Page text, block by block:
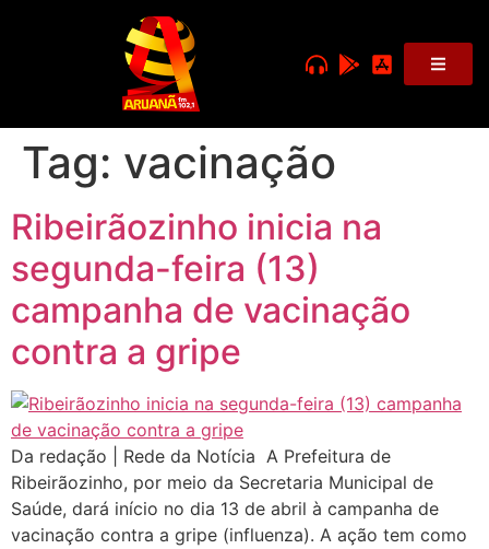
Tag: vacinação
Ribeirãozinho inicia na
segunda-feira (13)
campanha de vacinação
contra a gripe
Da redação | Rede da Notícia A Prefeitura de
Ribeirãozinho, por meio da Secretaria Municipal de
Saúde, dará início no dia 13 de abril à campanha de
vacinação contra a gripe (influenza). A ação tem como